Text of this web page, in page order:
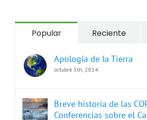
Popular Reciente
Apología de la Tierra
octubre 5th, 2014
Breve historia de las
Conferencias sobre el